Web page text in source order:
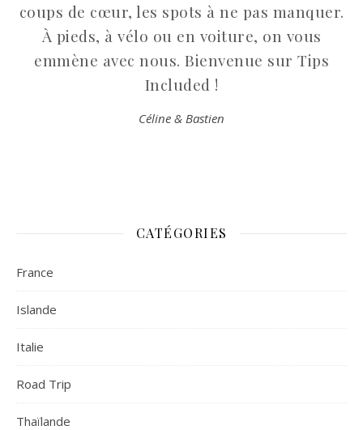
coups de cœur, les spots à ne pas manquer.
À pieds, à vélo ou en voiture, on vous
emmène avec nous. Bienvenue sur Tips
Included !
Céline & Bastien
CATÉGORIES
France
Islande
Italie
Road Trip
Thaïlande